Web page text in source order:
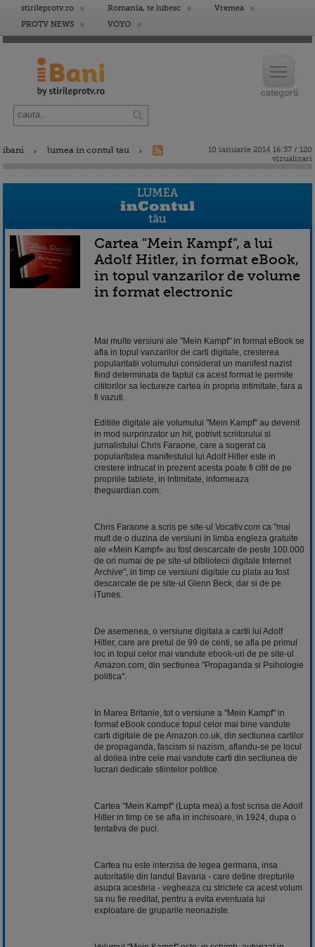
stirileprotv.ro Romania, te iubesc
Vremea
PROTV NEWS
VOYO
ibani lumea in contul tau
10 ianuarie 2014 16:37 / 120
vizualizari
Cartea "Mein Kampf", a lui
Adolf Hitler, in format eBook,
in topul vanzarilor de volume
in format electronic
Mai multe versiuni ale "Mein Kampf" in format eBook se
afla in topul vanzarilor de carti digitale, cresterea
popularitatii volumului considerat un manifest nazist
fiind determinata de faptul ca acest format le permite
cititorilor sa lectureze cartea in propria intimitate, fara a
fi vazuti.
Editiile digitale ale volumului "Mein Kampf" au devenit
in mod surprinzator un hit, potrivit scriitorului si
jurnalistului Chris Faraone, care a sugerat ca
popularitatea manifestului lui Adolf Hitler este in
crestere intrucat in prezent acesta poate fi citit de pe
propriile tablete, in intimitate, informeaza
theguardian.com.
Chris Faraone a scris pe site-ul Vocativ.com ca "mai
mult de o duzina de versiuni in limba engleza gratuite
ale «Mein Kampf» au fost descarcate de peste 100.000
de ori numai de pe site-ul bibliotecii digitale Internet
Archive", in timp ce versiuni digitale cu plata au fost
descarcate de pe site-ul Glenn Beck, dar si de pe
iTunes.
De asemenea, o versiune digitala a cartii lui Adolf
Hitler, care are pretul de 99 de centi, se afla pe primul
loc in topul celor mai vandute ebook-uri de pe site-ul
Amazon.com, din sectiunea "Propaganda si Psihologie
politica".
In Marea Britanie, tot o versiune a "Mein Kampf" in
format eBook conduce topul celor mai bine vandute
carti digitale de pe Amazon.co.uk, din sectiunea cartilor
de propaganda, fascism si nazism, aflandu-se pe locul
al doilea intre cele mai vandute carti din sectiunea de
lucrari dedicate stiintelor politice.
Cartea "Mein Kampf" (Lupta mea) a fost scrisa de Adolf
Hitler in timp ce se afla in inchisoare, in 1924, dupa o
tentativa de puci.
Cartea nu este interzisa de legea germana, insa
autoritatile din landul Bavaria - care detine drepturile
asupra acesteia - vegheaza cu strictete ca acest volum
sa nu fie reeditat, pentru a evita eventuala lui
exploatare de gruparile neonaziste.